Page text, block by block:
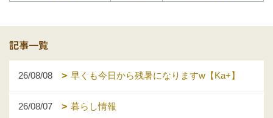
記事一覧
26/08/08 早くも今日から残暑になりますw【Ka+】
26/08/07 暮らし情報